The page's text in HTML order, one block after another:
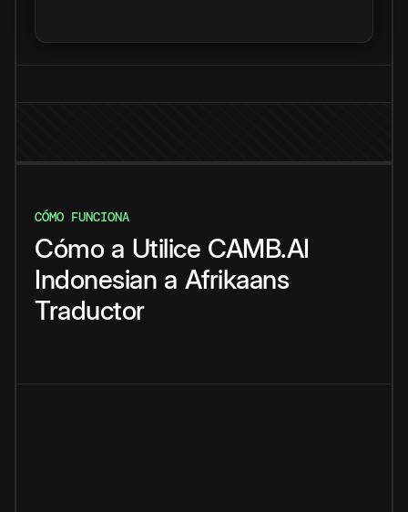
CÓMO FUNCIONA
Cómo a Utilice CAMB.AI
Indonesian a Afrikaans
Traductor